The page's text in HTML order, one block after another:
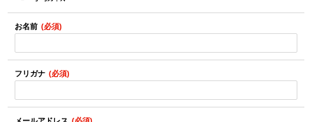
お名前
フリガナ